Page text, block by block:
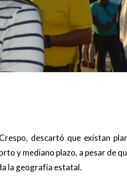
descartó que existan
y mediano plazo, a pesar de
la geografía estatal.